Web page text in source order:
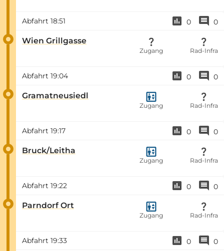
Abfahrt 18:51 0 0
Wien Grillgasse
Zugang Rad-Infra
Abfahrt 19:04 0 0
Gramatneusiedl
Zugang Rad-Infra
Abfahrt 19:17 0 0
Bruck/Leitha
Zugang Rad-Infra
Abfahrt 19:22 0 0
Parndorf Ort
Zugang Rad-Infra
Abfahrt 19:33 0 0